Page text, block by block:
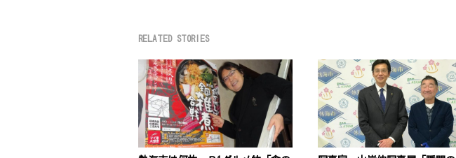
RELATED STORIES